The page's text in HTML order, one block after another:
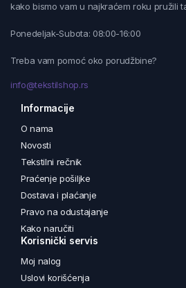
kako bismo vam u najkraćem roku pružili
Ponedeljak-Subota: 08:00-16:00
Treba vam pomoć oko porudžbine?
info@tekstilshop.rs
Informacije
O nama
Novosti
Tekstilni rečnik
Praćenje pošiljke
Dostava i plaćanje
Pravo na odustajanje
Kako naručiti
Korisnički servis
Moj nalog
Uslovi korišćenja